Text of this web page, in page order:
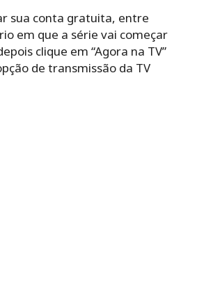
sua conta gratuita, entre
em que a série vai começar
clique em “Agora na TV”
de transmissão da TV